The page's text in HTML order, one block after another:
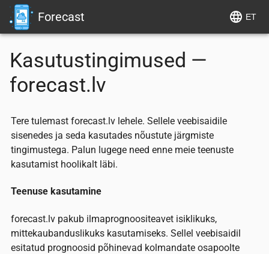
Forecast ET
Kasutustingimused —
forecast.lv
Tere tulemast forecast.lv lehele. Sellele veebisaidile
sisenedes ja seda kasutades nõustute järgmiste
tingimustega. Palun lugege need enne meie teenuste
kasutamist hoolikalt läbi.
Teenuse kasutamine
forecast.lv pakub ilmaprognoositeavet isiklikuks,
mittekaubanduslikuks kasutamiseks. Sellel veebisaidil
esitatud prognoosid põhinevad kolmandate osapoolte